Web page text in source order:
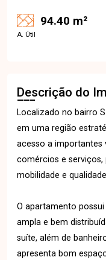
94.40 m²
A. Útil
Descrição do
Localizado no bairro
em uma região
acesso a importantes
comércios e
mobilidade e
O apartamento
ampla e bem
suíte, além de
apresenta bom